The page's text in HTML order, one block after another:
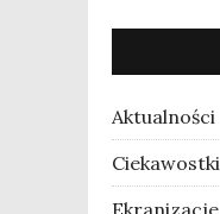
Aktualności
Ciekawostki
Ekranizacje